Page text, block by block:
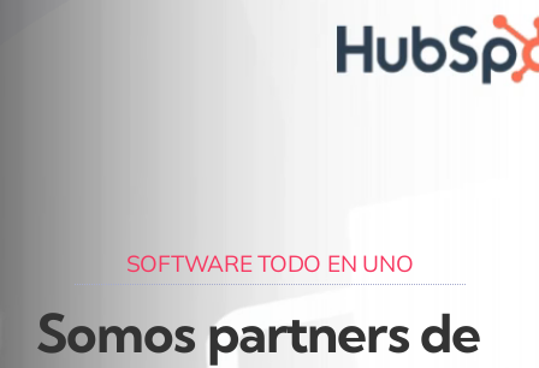
SOFTWARE TODO EN UNO
Somos partners de